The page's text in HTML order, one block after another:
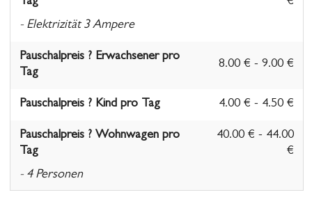
- Elektrizität 3 Ampere
Pauschalpreis ? Erwachsener pro
Tag
8.00 € - 9.00 €
Pauschalpreis ? Kind pro Tag 4.00 € - 4.50 €
Pauschalpreis ? Wohnwagen pro
Tag
40.00 € - 44.00
€
- 4 Personen